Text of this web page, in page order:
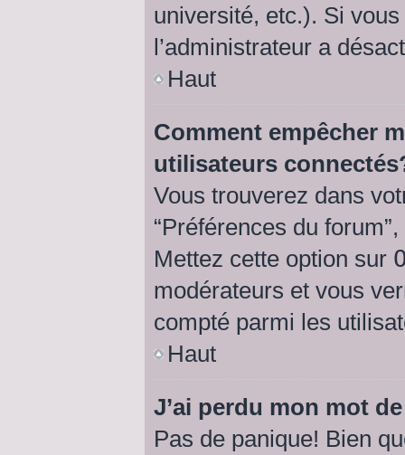
université, etc.). Si
l’administrateur a
Haut
Comment empêcher
utilisateurs
Vous trouverez dans
“Préférences du
Mettez cette option sur
modérateurs et vous
compté parmi les
Haut
J’ai perdu mon mot
Pas de panique! Bien